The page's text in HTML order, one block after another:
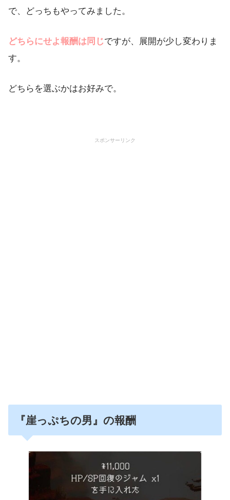
で、どっちもやってみました。
どちらにせよ報酬は同じですが、展開が少し変わりま
す。
どちらを選ぶかはお好みで。
スポンサーリンク
『崖っぷちの男』の報酬